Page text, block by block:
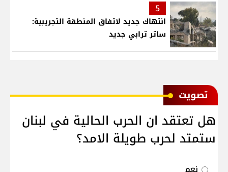
5
انتهاك جديد لاتفاق المنطقة التجريبية:
ساتر ترابي جديد
ﺗﺼﻮﻳﺖ
هل تعتقد ان الحرب الحالية في لبنان
ستمتد لحرب طويلة الامد؟